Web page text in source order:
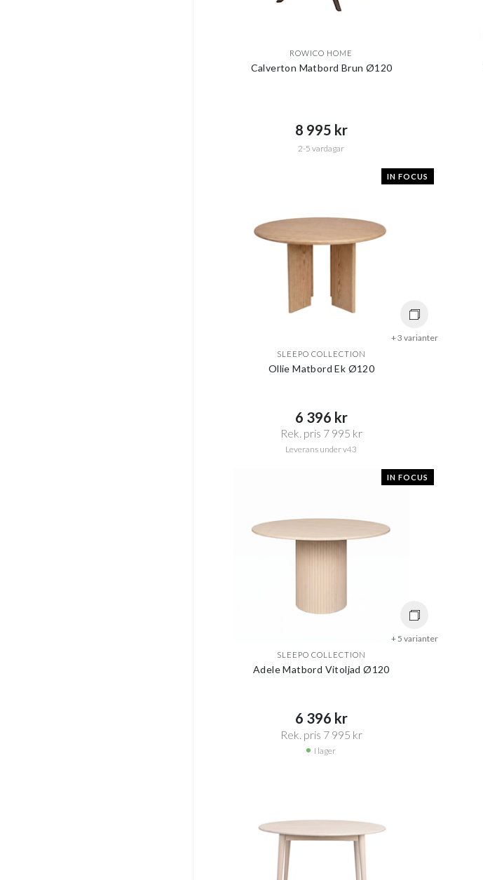
ROWICO HOME
Calverton Matbord Brun Ø120
8 995 kr​​
2-5 vardagar
IN FOCUS
+ 3 varianter
SLEEPO COLLECTION
Ollie Matbord Ek Ø120
6 396 kr​​
Rek. pris 7 995 kr​​
Leverans under v43
IN FOCUS
+ 5 varianter
SLEEPO COLLECTION
Adele Matbord Vitoljad Ø120
6 396 kr​​
Rek. pris 7 995 kr​​
I lager